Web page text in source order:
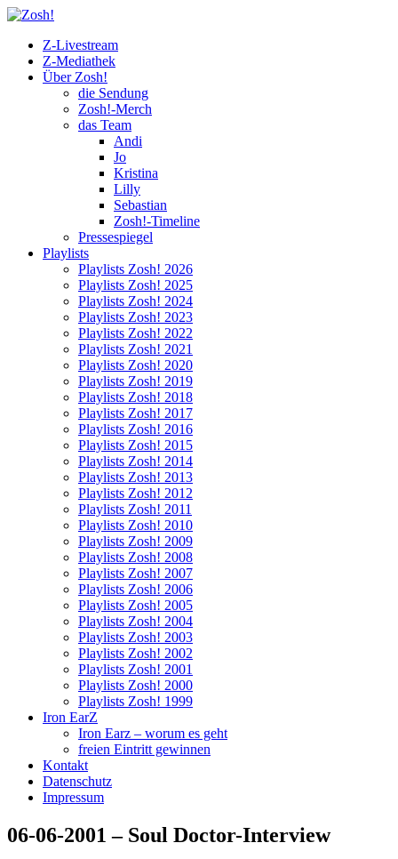
Z-Livestream
Z-Mediathek
Über Zosh!
die Sendung
Zosh!-Merch
das Team
Andi
Jo
Kristina
Lilly
Sebastian
Zosh!-Timeline
Pressespiegel
Playlists
Playlists Zosh! 2026
Playlists Zosh! 2025
Playlists Zosh! 2024
Playlists Zosh! 2023
Playlists Zosh! 2022
Playlists Zosh! 2021
Playlists Zosh! 2020
Playlists Zosh! 2019
Playlists Zosh! 2018
Playlists Zosh! 2017
Playlists Zosh! 2016
Playlists Zosh! 2015
Playlists Zosh! 2014
Playlists Zosh! 2013
Playlists Zosh! 2012
Playlists Zosh! 2011
Playlists Zosh! 2010
Playlists Zosh! 2009
Playlists Zosh! 2008
Playlists Zosh! 2007
Playlists Zosh! 2006
Playlists Zosh! 2005
Playlists Zosh! 2004
Playlists Zosh! 2003
Playlists Zosh! 2002
Playlists Zosh! 2001
Playlists Zosh! 2000
Playlists Zosh! 1999
Iron EarZ
Iron Earz – worum es geht
freien Eintritt gewinnen
Kontakt
Datenschutz
Impressum
06-06-2001 – Soul Doctor-Interview